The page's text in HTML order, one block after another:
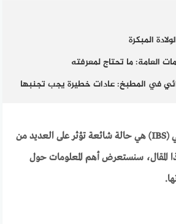
المبكرة
العامة: ما تحتاج لمعرفته
في المطبخ: عادات خطيرة يجب تجنبها
متلازمة القولون العصبي (IBS) هي حالة شائعة تؤثر على العديد من
المقال، سنستعرض أهم المعلومات حول